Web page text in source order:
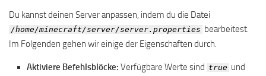
Du kannst deinen Server anpassen, indem du die Datei
/home/minecraft/server/server.properties bearbeitest.
Im Folgenden gehen wir einige der Eigenschaften durch.
Aktiviere Befehlsblöcke: Verfügbare Werte sind true und